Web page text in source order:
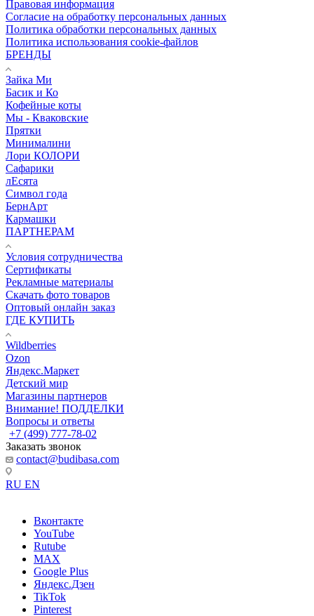
Правовая информация
Согласие на обработку персональных данных
Политика обработки персональных данных
Политика использования cookie-файлов
БРЕНДЫ
Зайка Ми
Басик и Ко
Кофейные коты
Мы - Кваковские
Прятки
Минималини
Лори КОЛОРИ
Сафарики
лЕсята
Символ года
БернАрт
Кармашки
ПАРТНЕРАМ
Условия сотрудничества
Сертификаты
Рекламные материалы
Скачать фото товаров
Оптовый онлайн заказ
ГДЕ КУПИТЬ
Wildberries
Ozon
Яндекс.Маркет
Детский мир
Магазины партнеров
Внимание! ПОДДЕЛКИ
Вопросы и ответы
+7 (499) 777-78-02
Заказать звонок
contact@budibasa.com
RU EN
Вконтакте
YouTube
Rutube
MAX
Google Plus
Яндекс.Дзен
TikTok
Pinterest